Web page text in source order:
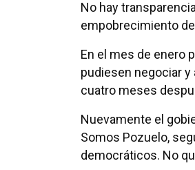
No hay
empobrecimiento
En el mes de enero
pudiesen negociar
cuatro meses
Nuevamente el
Somos Pozuelo,
democráticos. No